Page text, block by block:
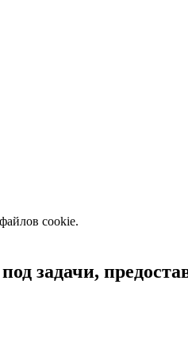
файлов cookie.
задачи,